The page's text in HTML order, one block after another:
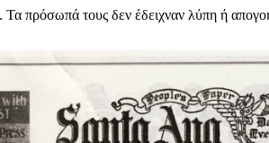
Τα πρόσωπά τους δεν έδειχναν λύπη ή